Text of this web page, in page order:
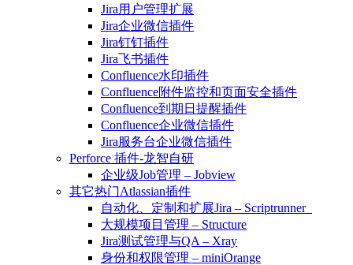
Jira用户管理扩展
Jira企业微信插件
Jira钉钉插件
Jira飞书插件
Confluence水印插件
Confluence附件监控和页面安全插件
Confluence到期日提醒插件
Confluence企业微信插件
Jira服务台企业微信插件
Perforce 插件-龙智自研
企业级Job管理 – Jobview
其它热门Atlassian插件
自动化、定制和扩展Jira – Scriptrunner
大规模项目管理 – Structure
Jira测试管理与QA – Xray
身份和权限管理 – miniOrange